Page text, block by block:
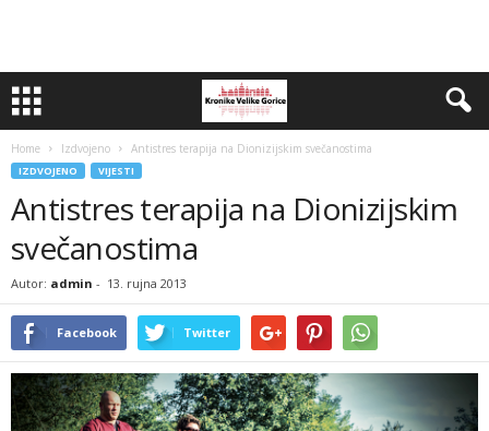
Home Izdvojeno Antistres terapija na Dionizijskim svečanostima
IZDVOJENO VIJESTI
Antistres terapija na Dionizijskim
svečanostima
Autor: admin - 13. rujna 2013
Facebook Twitter